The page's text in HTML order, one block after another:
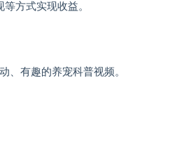
方式实现收益。
、有趣的养宠科普视频。